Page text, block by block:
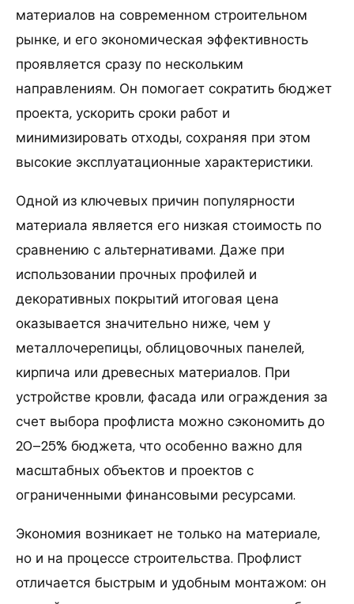
материалов на современном строительном
рынке, и его экономическая эффективность
проявляется сразу по нескольким
направлениям. Он помогает сократить бюджет
проекта, ускорить сроки работ и
минимизировать отходы, сохраняя при этом
высокие эксплуатационные характеристики.
Одной из ключевых причин популярности
материала является его низкая стоимость по
сравнению с альтернативами. Даже при
использовании прочных профилей и
декоративных покрытий итоговая цена
оказывается значительно ниже, чем у
металлочерепицы, облицовочных панелей,
кирпича или древесных материалов. При
устройстве кровли, фасада или ограждения за
счет выбора профлиста можно сэкономить до
20–25% бюджета, что особенно важно для
масштабных объектов и проектов с
ограниченными финансовыми ресурсами.
Экономия возникает не только на материале,
но и на процессе строительства. Профлист
отличается быстрым и удобным монтажом: он